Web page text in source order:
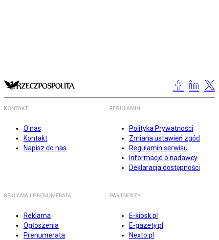
KONTAKT
O nas
Kontakt
Napisz do nas
REGULAMIN
Polityka Prywatności
Zmiana ustawień zgód
Regulamin serwisu
Informacje o nadawcy
Deklaracja dostępności
REKLAMA I PRENUMERATA
Reklama
Ogłoszenia
Prenumerata
PARTNERZY
E-kiosk.pl
E-gazety.pl
Nexto.pl